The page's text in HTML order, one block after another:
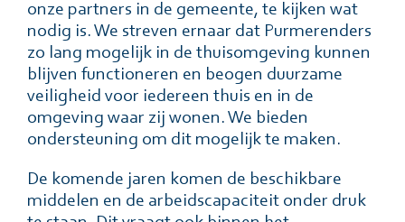
onze partners in de gemeente, te kĳken wat
nodig is. We streven ernaar dat Purmerenders
zo lang mogelĳk in de thuisomgeving kunnen
blijven functioneren en beogen duurzame
veiligheid voor iedereen thuis en in de
omgeving waar zij wonen. We bieden
ondersteuning om dit mogelĳk te maken.
De komende jaren komen de beschikbare
middelen en de arbeidscapaciteit onder druk